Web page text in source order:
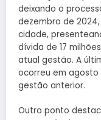
deixando o
dezembro de
cidade,
dívida de 17
atual gestão. A
ocorreu em agosto
gestão anterior.
Outro ponto